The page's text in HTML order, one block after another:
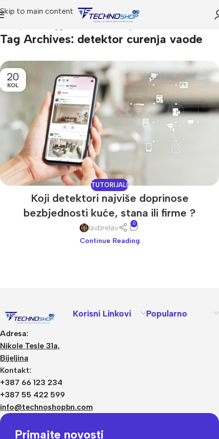
Skip to main content
Tag Archives: detektor curenja vaode
20
KOL
TUTORIJALI
Koji detektori najviše doprinose
bezbjednosti kuće, stana ili firme ?
lavbrelav 0
Continue Reading
Adresa:
Nikole Tesle 31a,
Bijeljina
Kontakt:
+387 66 123 234
+387 55 422 599
info@technoshopbn.com
Korisni Linkovi Popularno
Primajte novosti